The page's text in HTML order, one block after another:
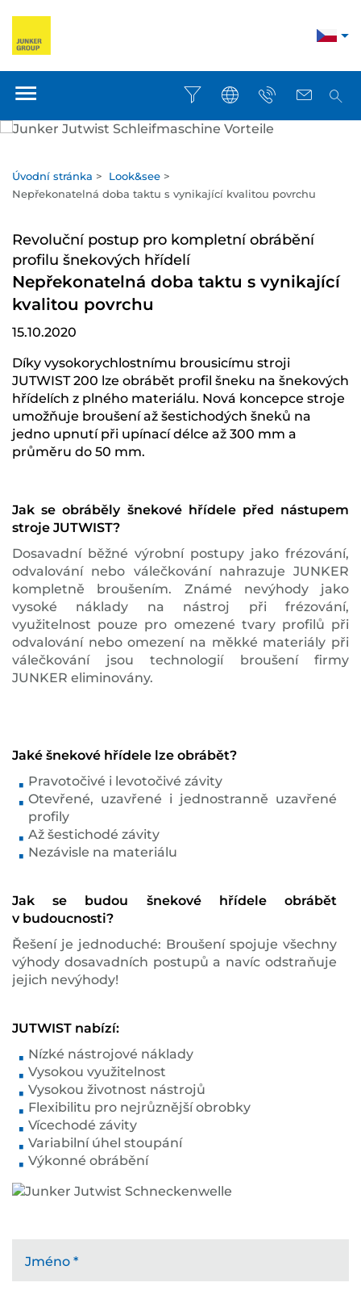
Úvodní stránka > Look&see >
Nepřekonatelná doba taktu s vynikající kvalitou povrchu
Revoluční postup pro kompletní obrábění
profilu šnekových hřídelí
Nepřekonatelná doba taktu s vynikající
kvalitou povrchu
15.10.2020
Díky vysokorychlostnímu brousicímu stroji
JUTWIST 200 lze obrábět profil šneku na šnekových
hřídelích z plného materiálu. Nová koncepce stroje
umožňuje broušení až šestichodých šneků na
jedno upnutí při upínací délce až 300 mm a
průměru do 50 mm.
Jak se obráběly šnekové hřídele před nástupem
stroje JUTWIST?
Dosavadní běžné výrobní postupy jako frézování,
odvalování nebo válečkování nahrazuje JUNKER
kompletně broušením. Známé nevýhody jako
vysoké náklady na nástroj při frézování,
využitelnost pouze pro omezené tvary profilů při
odvalování nebo omezení na měkké materiály při
válečkování jsou technologií broušení firmy
JUNKER eliminovány.
Jaké šnekové hřídele lze obrábět?
Pravotočivé i levotočivé závity
Otevřené, uzavřené i jednostranně uzavřené
profily
Až šestichodé závity
Nezávisle na materiálu
Jak se budou šnekové hřídele obrábět
v budoucnosti?
Řešení je jednoduché: Broušení spojuje všechny
výhody dosavadních postupů a navíc odstraňuje
jejich nevýhody!
JUTWIST nabízí:
Nízké nástrojové náklady
Vysokou využitelnost
Vysokou životnost nástrojů
Flexibilitu pro nejrůznější obrobky
Vícechodé závity
Variabilní úhel stoupání
Výkonné obrábění
Jméno *